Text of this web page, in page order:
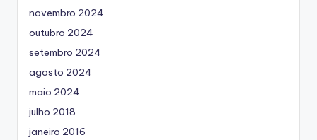
novembro 2024
outubro 2024
setembro 2024
agosto 2024
maio 2024
julho 2018
janeiro 2016